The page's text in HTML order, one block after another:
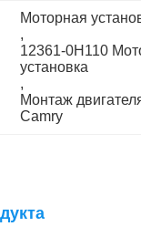
Моторная
,
12361-0H110
установка
,
Монтаж
Camry